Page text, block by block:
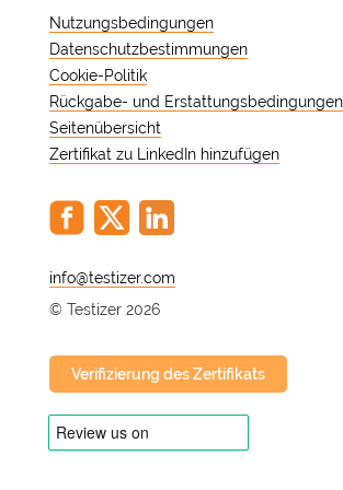
Nutzungsbedingungen
Datenschutzbestimmungen
Cookie-Politik
Rückgabe- und Erstattungsbedingungen
Seitenübersicht
Zertifikat zu LinkedIn hinzufügen
@
© Testizer 2026
Verifizierung des Zertifikats